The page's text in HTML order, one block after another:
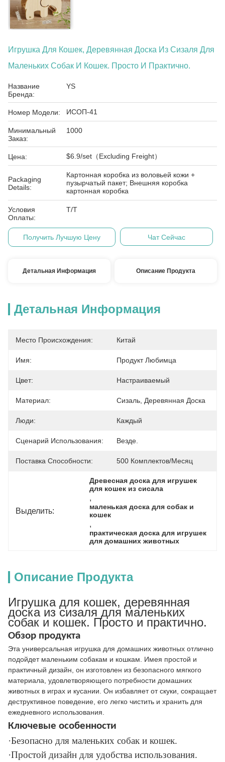
Игрушка Для Кошек, Деревянная Доска Из Сизаля Для
Маленьких Собак И Кошек. Просто И Практично.
Название
Бренда:
YS
Номер Модели: ИСОП-41
Минимальный
Заказ:
1000
Цена: $6.9/set（Excluding Freight）
Packaging
Details:
Картонная коробка из воловьей кожи +
пузырчатый пакет; Внешняя коробка
картонная коробка
Условия
Оплаты:
Т/Т
Получить Лучшую Цену Чат Сейчас
Детальная Информация Описание Продукта
Детальная Информация
Место Происхождения: Китай
Имя: Продукт Любимца
Цвет: Настраиваемый
Материал: Сизаль, Деревянная Доска
Люди: Каждый
Сценарий Использования: Везде.
Поставка Способности: 500 Комплектов/месяц
Выделить:
Древесная доска для игрушек
для кошек из сисала
,
маленькая доска для собак и
кошек
,
практическая доска для игрушек
для домашних животных
Описание Продукта
Игрушка для кошек, деревянная
доска из сизаля для маленьких
собак и кошек. Просто и практично.
Обзор продукта
Эта универсальная игрушка для домашних животных отлично
подойдет маленьким собакам и кошкам. Имея простой и
практичный дизайн, он изготовлен из безопасного мягкого
материала, удовлетворяющего потребности домашних
животных в играх и кусании. Он избавляет от скуки, сокращает
деструктивное поведение, его легко чистить и хранить для
ежедневного использования.
Ключевые особенности
·Безопасно для маленьких собак и кошек.
·Простой дизайн для удобства использования.